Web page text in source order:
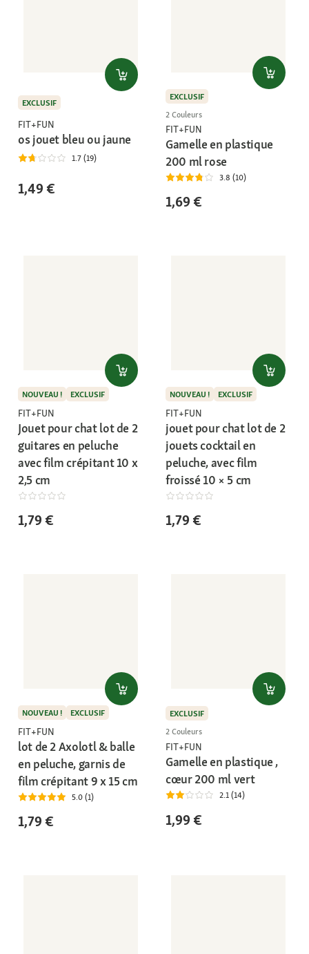
EXCLUSIF
FIT+FUN
os jouet bleu ou jaune
1.7 (19)
1,49 €
EXCLUSIF
2 Couleurs
FIT+FUN
Gamelle en plastique
200 ml rose
3.8 (10)
1,69 €
NOUVEAU ! EXCLUSIF
FIT+FUN
Jouet pour chat lot de 2
guitares en peluche
avec film crépitant 10 x
2,5 cm
1,79 €
NOUVEAU ! EXCLUSIF
FIT+FUN
jouet pour chat lot de 2
jouets cocktail en
peluche, avec film
froissé 10 × 5 cm
1,79 €
NOUVEAU ! EXCLUSIF
FIT+FUN
lot de 2 Axolotl & balle
en peluche, garnis de
film crépitant 9 x 15 cm
5.0 (1)
1,79 €
EXCLUSIF
2 Couleurs
FIT+FUN
Gamelle en plastique ,
cœur 200 ml vert
2.1 (14)
1,99 €